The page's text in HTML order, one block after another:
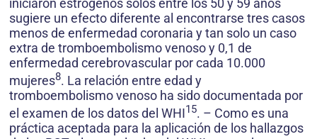
iniciaron estrógenos solos entre los 50 y 59 años
sugiere un efecto diferente al encontrarse tres casos
menos de enfermedad coronaria y tan solo un caso
extra de tromboembolismo venoso y 0,1 de
enfermedad cerebrovascular por cada 10.000
mujeres8. La relación entre edad y
tromboembolismo venoso ha sido documentada por
el examen de los datos del WHI15. – Como es una
práctica aceptada para la aplicación de los hallazgos